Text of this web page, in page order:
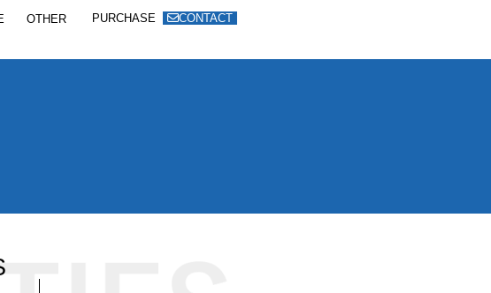
OTHER PURCHASE CONTACT